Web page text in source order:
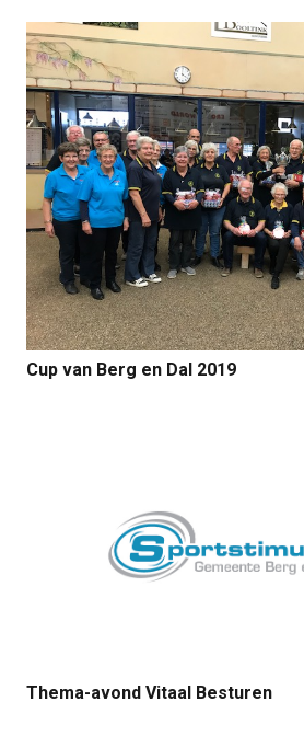
Cup van Berg en Dal 2019
Thema-avond Vitaal Besturen